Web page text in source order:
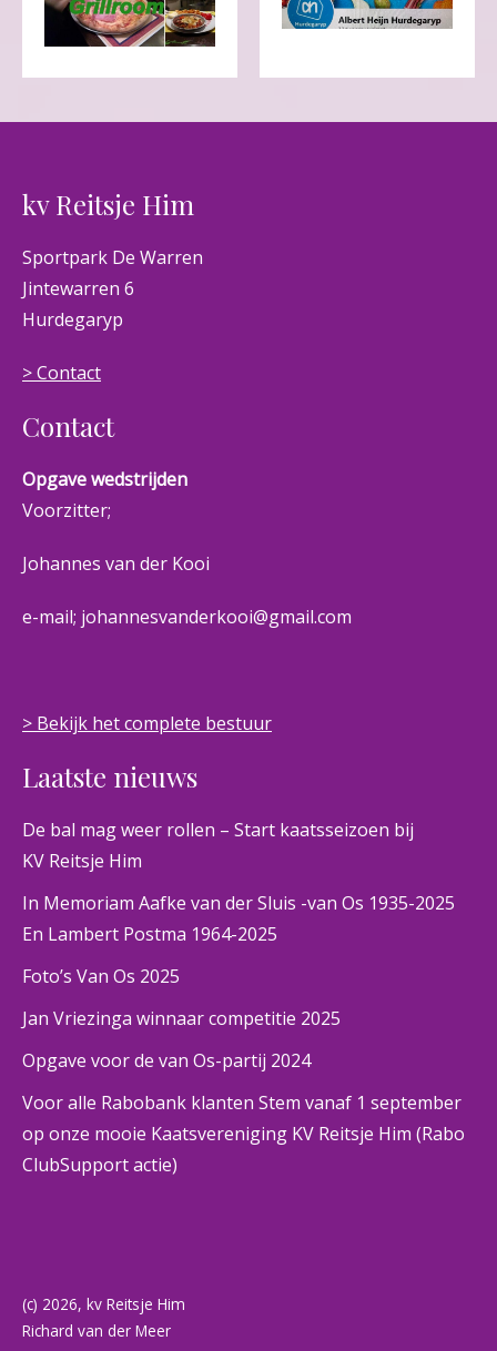
kv Reitsje Him
Sportpark De Warren
Jintewarren 6
Hurdegaryp
> Contact
Contact
Opgave wedstrijden
Voorzitter;
Johannes van der Kooi
e-mail; johannesvanderkooi@gmail.com
> Bekijk het complete bestuur
Laatste nieuws
De bal mag weer rollen – Start kaatsseizoen bij
KV Reitsje Him
In Memoriam Aafke van der Sluis -van Os 1935-2025
En Lambert Postma 1964-2025
Foto’s Van Os 2025
Jan Vriezinga winnaar competitie 2025
Opgave voor de van Os-partij 2024
Voor alle Rabobank klanten Stem vanaf 1 september
op onze mooie Kaatsvereniging KV Reitsje Him (Rabo
ClubSupport actie)
(c) 2026, kv Reitsje Him
Richard van der Meer